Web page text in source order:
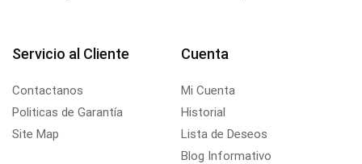
Servicio al Cliente
Contactanos
Politicas de Garantía
Site Map
Cuenta
Mi Cuenta
Historial
Lista de Deseos
Blog Informativo